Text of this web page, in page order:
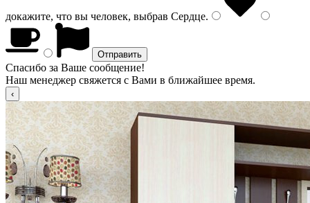
докажите, что вы человек, выбрав Сердце.
Спасибо за Ваше сообщение!
Наш менеджер свяжется с Вами в ближайшее время.